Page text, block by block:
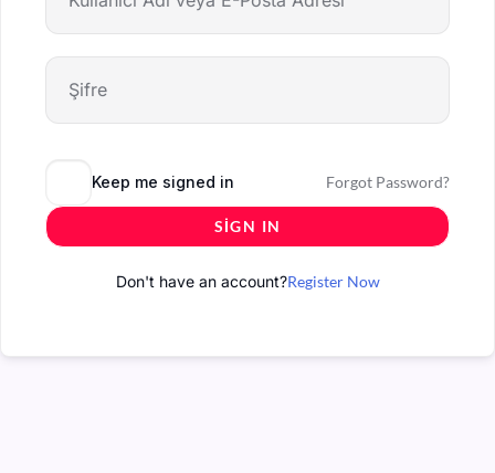
Keep me signed in Forgot Password?
SIGN IN
Don't have an account?Register Now